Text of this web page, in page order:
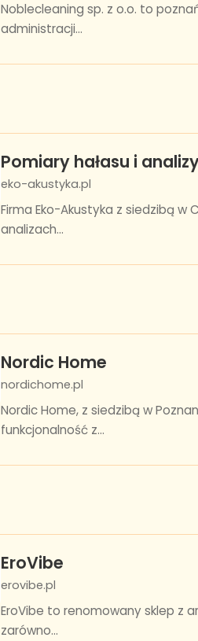
Noblecleaning sp. z o.o. to
administracji...
Pomiary hałasu i
eko-akustyka.pl
Firma Eko-Akustyka z siedzibą
analizach...
Nordic Home
nordichome.pl
Nordic Home, z siedzibą w
funkcjonalność z...
EroVibe
erovibe.pl
EroVibe to renomowany sklep z
zarówno...